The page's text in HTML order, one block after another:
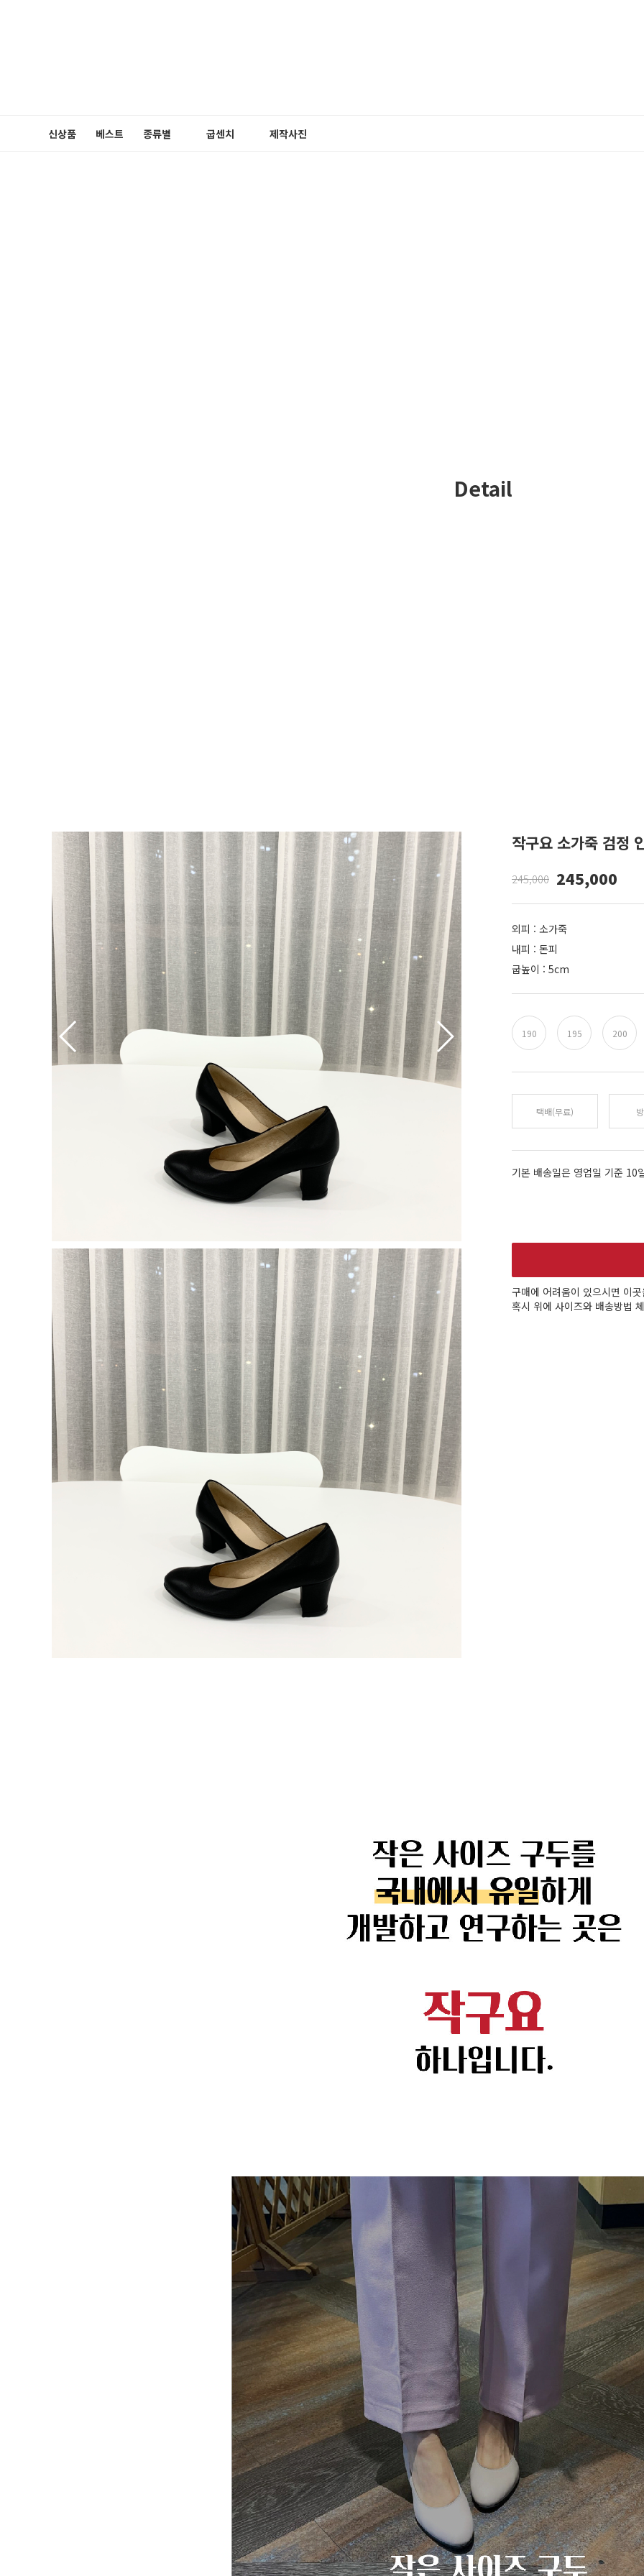
신상품 베스트 종류별 굽센치 제작사진
Detail
작구요 소가죽 검정
245,000 245,000
외피 : 소가죽
내피 : 돈피
굽높이 : 5cm
190 195 200
택배(무료)
기본 배송일은 영업일 기준 10
구매에 어려움이 있으시면 이
혹시 위에 사이즈와 배송방법